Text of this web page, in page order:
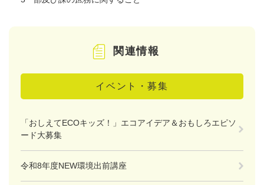
関連情報
イベント・募集
「おしえてECOキッズ！」エコアイデア＆おもしろエピソ
ード大募集
令和8年度NEW環境出前講座